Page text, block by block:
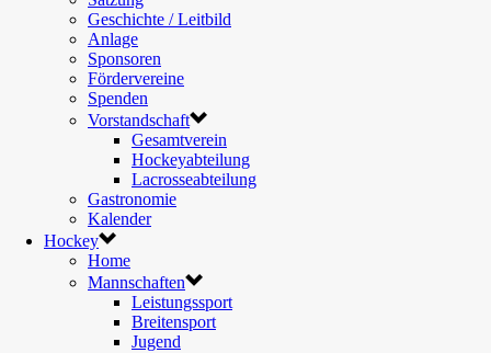
Geschichte / Leitbild
Anlage
Sponsoren
Fördervereine
Spenden
Vorstandschaft
Gesamtverein
Hockeyabteilung
Lacrosseabteilung
Gastronomie
Kalender
Hockey
Home
Mannschaften
Leistungssport
Breitensport
Jugend